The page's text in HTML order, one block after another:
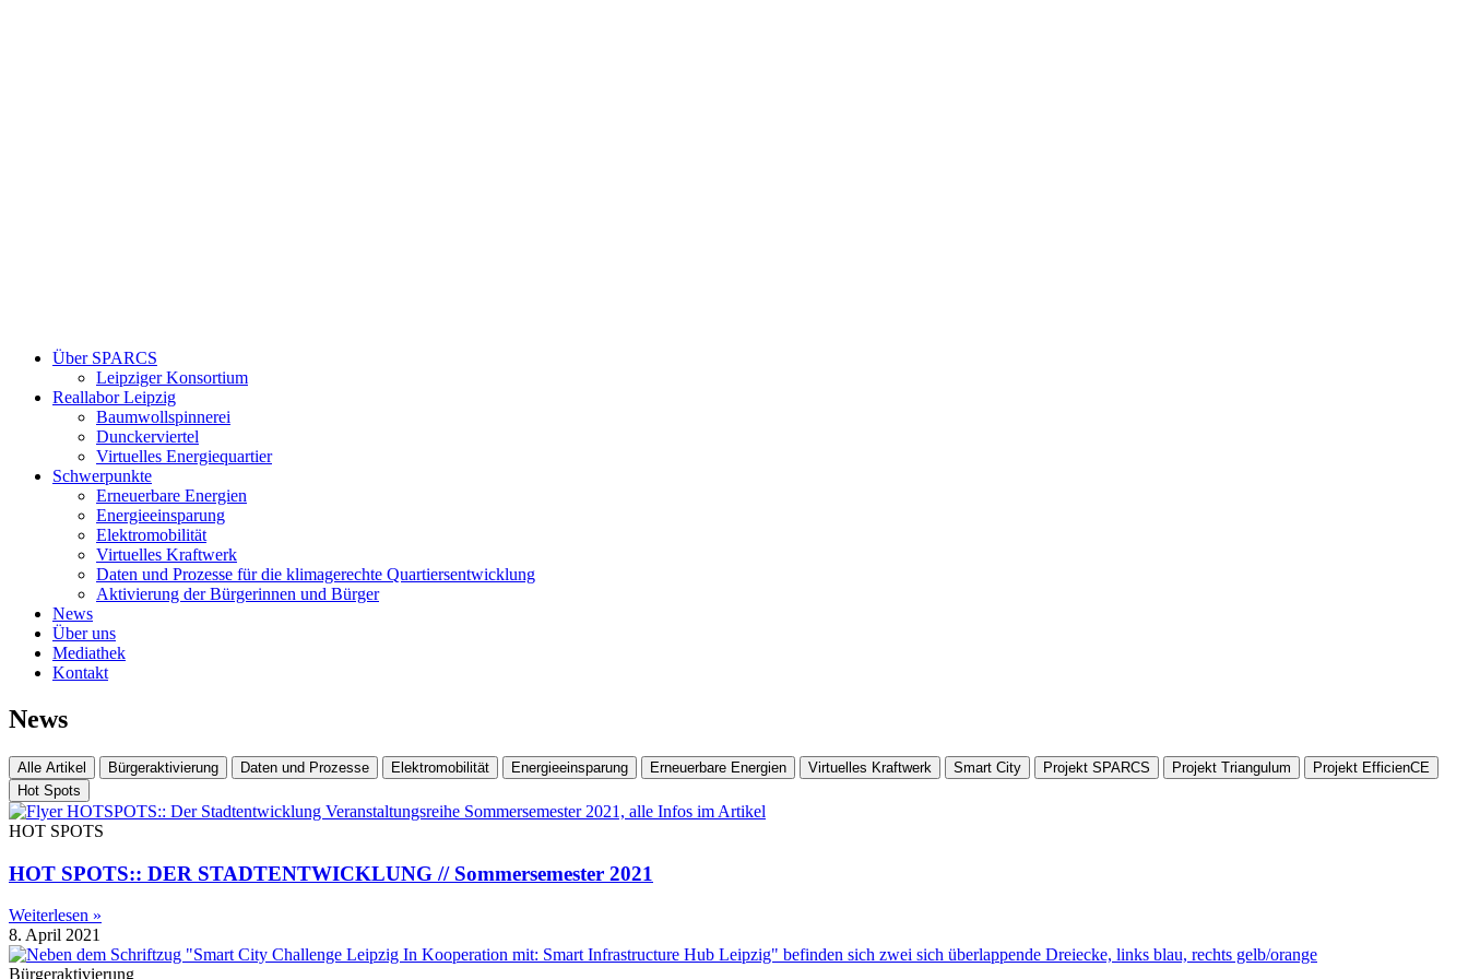
Über SPARCS
Leipziger Konsortium
Reallabor Leipzig
Baumwollspinnerei
Dunckerviertel
Virtuelles Energiequartier
Schwerpunkte
Erneuerbare Energien
Energieeinsparung
Elektromobilität
Virtuelles Kraftwerk
Daten und Prozesse für die klimagerechte Quartiersentwicklung
Aktivierung der Bürgerinnen und Bürger
News
Über uns
Mediathek
Kontakt
News
Alle Artikel Bürgeraktivierung Daten und Prozesse Elektromobilität Energieeinsparung Erneuerbare Energien Virtuelles Kraftwerk Smart City Projekt SPARCS Projekt Triangulum
Projekt EfficienCE
Hot Spots
HOT SPOTS
HOT SPOTS:: DER STADTENTWICKLUNG // Sommersemester 2021
Weiterlesen »
8. April 2021
Bürgeraktivierung